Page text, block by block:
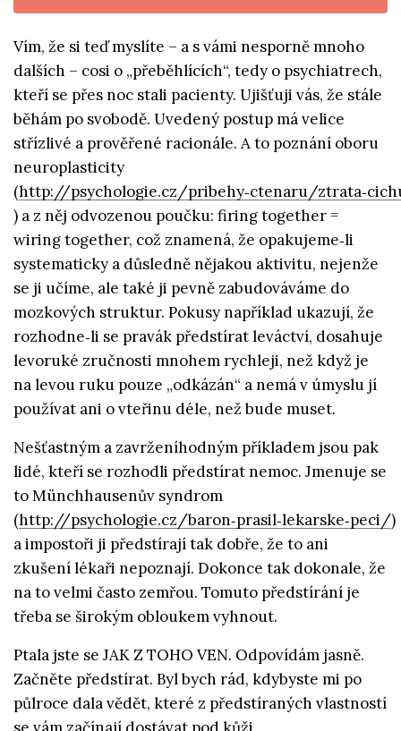
Vím, že si teď myslíte – a s vámi nesporně mnoho
dalších – cosi o „přeběhlících“, tedy o psychiatrech,
kteří se přes noc stali pacienty. Ujišťuji vás, že stále
běhám po svobodě. Uvedený postup má velice
střízlivé a prověřené racionále. A to poznání oboru
neuroplasticity
(http://psychologie.cz/pribehy‑ctenaru/
) a z něj odvozenou poučku: firing together =
wiring together, což znamená, že opakujeme‑li
systematicky a důsledně nějakou aktivitu, nejenže
se ji učíme, ale také ji pevně zabudováváme do
mozkových struktur. Pokusy například ukazují, že
rozhodne‑li se pravák předstírat leváctví, dosahuje
levoruké zručnosti mnohem rychleji, než když je
na levou ruku pouze „odkázán“ a nemá v úmyslu jí
používat ani o vteřinu déle, než bude muset.
Nešťastným a zavrženíhodným příkladem jsou pak
lidé, kteří se rozhodli předstírat nemoc. Jmenuje se
to Münchhausenův syndrom
(http://psychologie.cz/baron‑prasil‑lekarske‑peci/)
a impostoři ji předstírají tak dobře, že to ani
zkušení lékaři nepoznají. Dokonce tak dokonale, že
na to velmi často zemřou. Tomuto předstírání je
třeba se širokým obloukem vyhnout.
Ptala jste se JAK Z TOHO VEN. Odpovídám jasně.
Začněte předstírat. Byl bych rád, kdybyste mi po
půlroce dala vědět, které z předstíraných vlastností